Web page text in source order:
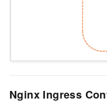
Nginx Ingress